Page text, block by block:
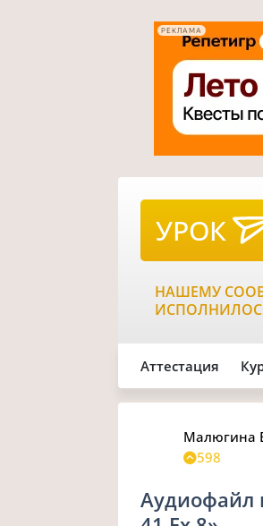
РЕКЛАМА
УРОК
НАШЕМУ
Аттестация
Малюгина
598
Аудиофайл